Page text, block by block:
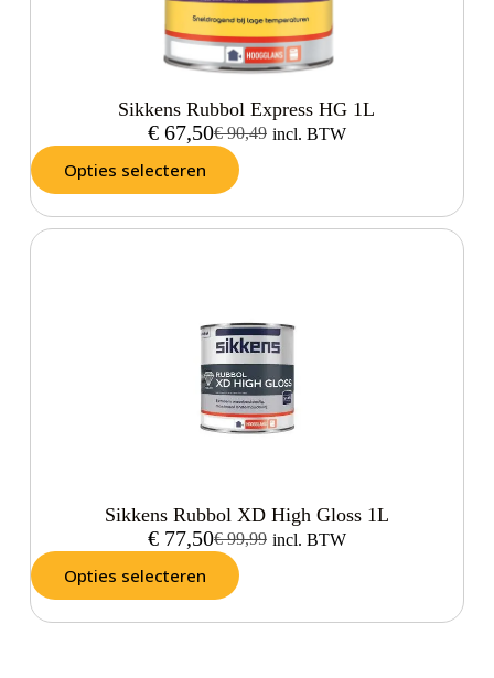
Sikkens Rubbol Express HG 1L
€90,49
€67,50 incl. BTW
Opties selecteren
Sikkens Rubbol XD High Gloss 1L
€99,99
€77,50 incl. BTW
Opties selecteren